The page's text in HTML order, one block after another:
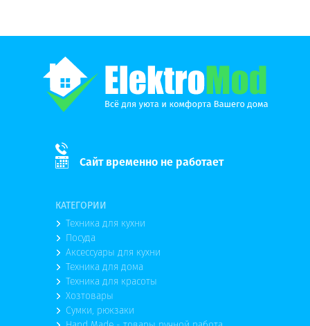
Сайт временно не работает
КАТЕГОРИИ
Техника для кухни
Посуда
Аксессуары для кухни
Техника для дома
Техника для красоты
Хозтовары
Сумки, рюкзаки